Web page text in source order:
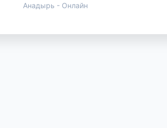
Анадырь - Онлайн